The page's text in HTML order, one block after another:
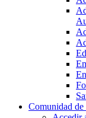
Comunidad